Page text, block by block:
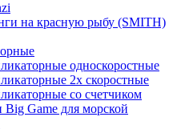
на красную рыбу (SMITH)
односкоростные
2х скоростные
со счетчиком
Game для морской